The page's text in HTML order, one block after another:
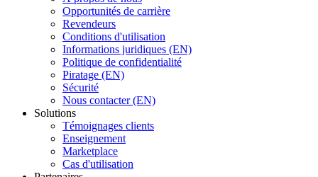
Opportunités de carrière
Revendeurs
Conditions d'utilisation
Informations juridiques (EN)
Politique de confidentialité
Piratage (EN)
Sécurité
Nous contacter (EN)
Solutions
Témoignages clients
Enseignement
Marketplace
Cas d'utilisation